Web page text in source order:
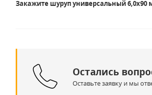
Закажите шуруп универсальный 6,0x90
Остались
Оставьте заявку и мы